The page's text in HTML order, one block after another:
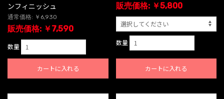
ンフィニッシュ
通常価格: ￥6,930
販売価格: ￥7,590
数量
カートに入れる
販売価格: ￥5,800
数量
カートに入れる